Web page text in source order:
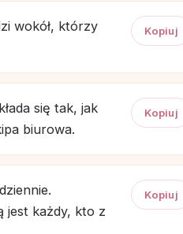
wokół, którzy
Kopiuj
się tak, jak
biurowa.
Kopiuj
jest każdy, kto z
Kopiuj